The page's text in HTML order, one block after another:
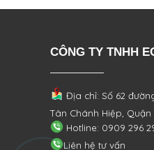
CÔNG TY TNHH
Địa chỉ: Số 62
Tân Chánh Hiệp, Quận
Hotline: 0909 296
Liên hệ tư vấn